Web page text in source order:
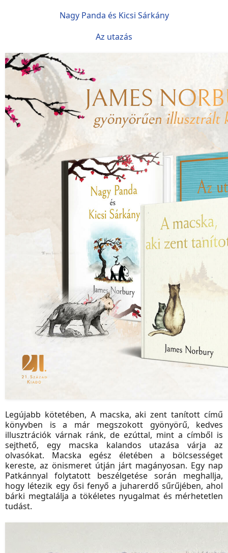
Nagy Panda és Kicsi Sárkány
Az utazás
Legújabb kötetében, A macska, aki zent tanított című
könyvben is a már megszokott gyönyörű, kedves
illusztrációk várnak ránk, de ezúttal, mint a címből is
sejthető, egy macska kalandos utazása várja az
olvasókat. Macska egész életében a bölcsességet
kereste, az önismeret útján járt magányosan. Egy nap
Patkánnyal folytatott beszélgetése során meghallja,
hogy létezik egy ősi fenyő a juharerdő sűrűjében, ahol
bárki megtalálja a tökéletes nyugalmat és mérhetetlen
tudást.